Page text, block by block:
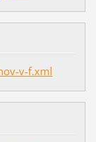
v-f.xml